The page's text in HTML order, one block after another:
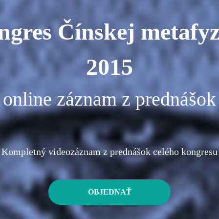
Čínskej
2015
online záznam z prednášok
Kompletný videozáznam z prednášok celého kongresu
OBJEDNAŤ